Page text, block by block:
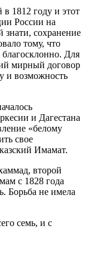
1812 году и этот
России на
знати, сохранение
тому, что
Для
мирный договор
и возможность
и Дагестана
«белому
свое
Имамат.
второй
с 1828 года
Борьба не имела
семь, и с